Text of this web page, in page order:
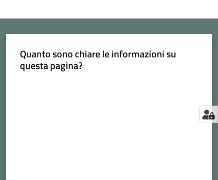
Quanto sono chiare le informazioni su
questa pagina?